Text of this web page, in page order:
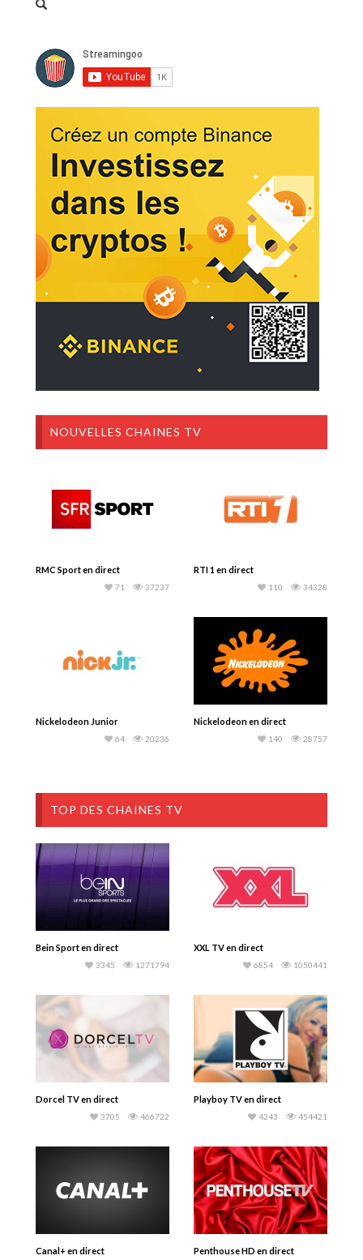
NOUVELLES CHAINES TV
RMC Sport en direct
37237
71
RTI 1 en direct
34328
110
Nickelodeon Junior
20236
64
Nickelodeon en direct
28757
140
TOP DES CHAINES TV
Bein Sport en direct
1271794
3345
XXL TV en direct
1050441
6854
Dorcel TV en direct
466722
3705
Playboy TV en direct
454421
4243
Canal+ en direct Penthouse HD en direct